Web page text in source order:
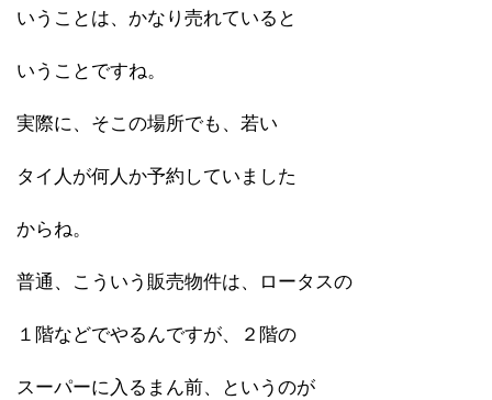
いうことは、かなり売れていると
いうことですね。
実際に、そこの場所でも、若い
タイ人が何人か予約していました
からね。
普通、こういう販売物件は、ロータスの
１階などでやるんですが、２階の
スーパーに入るまん前、というのが